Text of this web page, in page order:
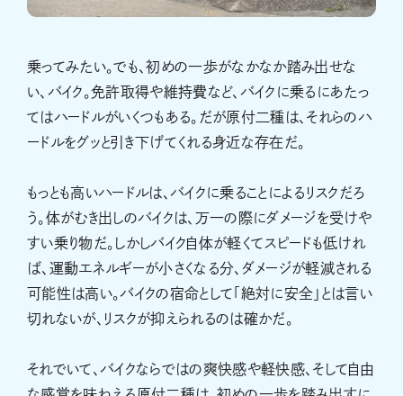
乗ってみたい。でも、初めの一歩がなかなか踏み出せな
い、バイク。免許取得や維持費など、バイクに乗るにあたっ
てはハードルがいくつもある。だが原付二種は、それらのハ
ードルをグッと引き下げてくれる身近な存在だ。
もっとも高いハードルは、バイクに乗ることによるリスクだろ
う。体がむき出しのバイクは、万一の際にダメージを受けや
すい乗り物だ。しかしバイク自体が軽くてスピードも低けれ
ば、運動エネルギーが小さくなる分、ダメージが軽減される
可能性は高い。バイクの宿命として「絶対に安全」とは言い
切れないが、リスクが抑えられるのは確かだ。
それでいて、バイクならではの爽快感や軽快感、そして自由